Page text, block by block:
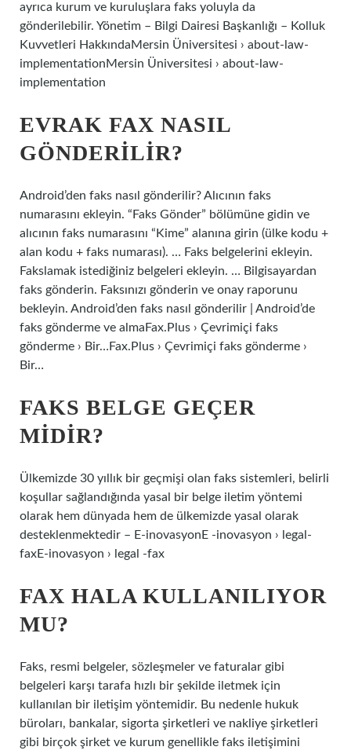
ayrıca kurum ve kuruluşlara faks yoluyla da
gönderilebilir. Yönetim – Bilgi Dairesi Başkanlığı – Kolluk
Kuvvetleri HakkındaMersin Üniversitesi › about-law-
implementationMersin Üniversitesi › about-law-
implementation
EVRAK FAX NASIL
GÖNDERILIR?
Android’den faks nasıl gönderilir? Alıcının faks
numarasını ekleyin. “Faks Gönder” bölümüne gidin ve
alıcının faks numarasını “Kime” alanına girin (ülke kodu +
alan kodu + faks numarası). … Faks belgelerini ekleyin.
Fakslamak istediğiniz belgeleri ekleyin. … Bilgisayardan
faks gönderin. Faksınızı gönderin ve onay raporunu
bekleyin. Android’den faks nasıl gönderilir | Android’de
faks gönderme ve almaFax.Plus › Çevrimiçi faks
gönderme › Bir…Fax.Plus › Çevrimiçi faks gönderme ›
Bir…
FAKS BELGE GEÇER
MIDIR?
Ülkemizde 30 yıllık bir geçmişi olan faks sistemleri, belirli
koşullar sağlandığında yasal bir belge iletim yöntemi
olarak hem dünyada hem de ülkemizde yasal olarak
desteklenmektedir – E-inovasyonE -inovasyon › legal-
faxE-inovasyon › legal -fax
FAX HALA KULLANILIYOR
MU?
Faks, resmi belgeler, sözleşmeler ve faturalar gibi
belgeleri karşı tarafa hızlı bir şekilde iletmek için
kullanılan bir iletişim yöntemidir. Bu nedenle hukuk
büroları, bankalar, sigorta şirketleri ve nakliye şirketleri
gibi birçok şirket ve kurum genellikle faks iletişimini